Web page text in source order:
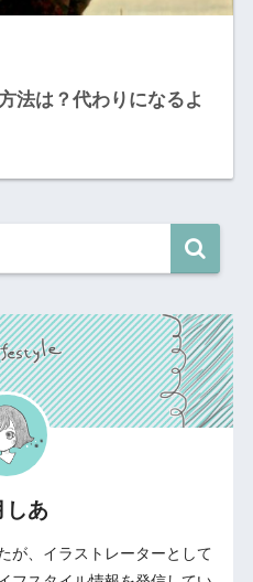
法は？代わりになるよ
しあ
が、イラストレーターとして